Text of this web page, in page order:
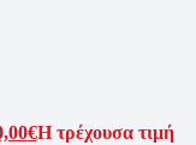
€Η τρέχουσα τιμή